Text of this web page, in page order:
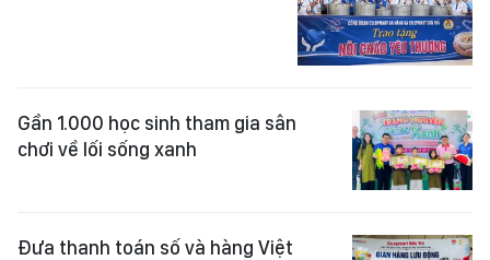
Gần 1.000 học sinh tham gia sân
chơi về lối sống xanh
Đưa thanh toán số và hàng Việt